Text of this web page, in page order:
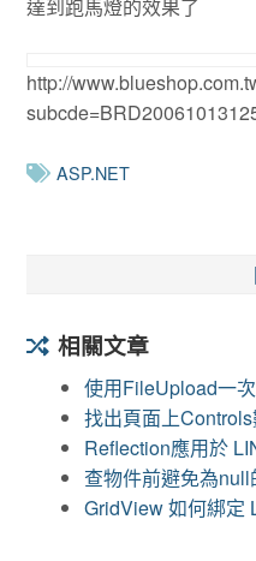
達到跑馬燈的效果了
http://
ASP.NET
相關文章
使用FileUpload一
找出頁面上
Reflection應用於
查物件前避免為
GridView 如何綁定